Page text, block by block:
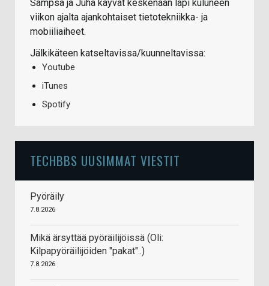
Sampsa ja Juha käyvät keskenään läpi kuluneen
viikon ajalta ajankohtaiset tietotekniikka- ja
mobiiliaiheet.
Jälkikäteen katseltavissa/kuunneltavissa:
Youtube
iTunes
Spotify
TECHBBS UUSIMMAT VIESTIT
Pyöräily
7.8.2026
Mikä ärsyttää pyöräilijöissä (Oli:
Kilpapyöräilijöiden "pakat"..)
7.8.2026